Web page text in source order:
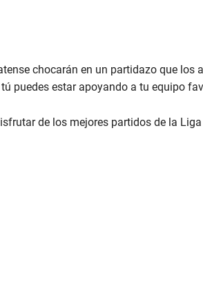
chocarán en un partidazo que
puedes estar apoyando a tu equipo
de los mejores partidos de la